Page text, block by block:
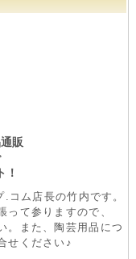
販
！
.コム店長の竹内です。
って参りますので、
。また、陶芸用品につ
せください♪